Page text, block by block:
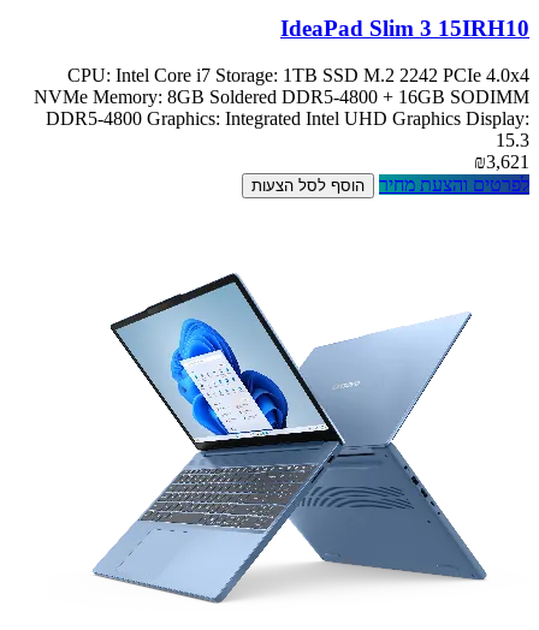
IdeaPad Slim 3 15IRH10
CPU: Intel Core i7 Storage: 1TB SSD M.2 2242 PCIe 4.0x4
NVMe Memory: 8GB Soldered DDR5-4800 + 16GB SODIMM
DDR5-4800 Graphics: Integrated Intel UHD Graphics Display:
15.3
₪3,621
לפרטים והצעת מחיר
הוסף לסל הצעות